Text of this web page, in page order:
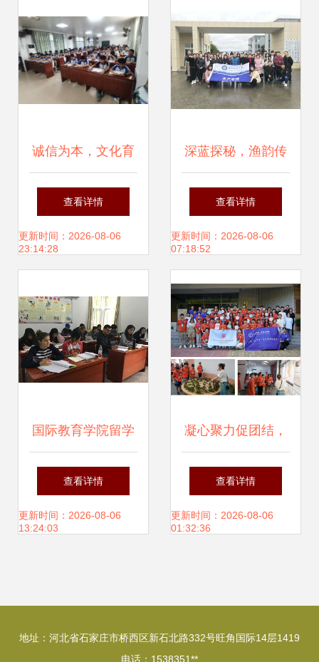
诚信为本，文化育
人 打造有温度的教
育活动策划新视角
查看详情
更新时间：2026-08-06
23:14:28
深蓝探秘，渔韵传
承——水产学院
Y18渔业发展领域
践活动策划案
查看详情
更新时间：2026-08-06
07:18:52
国际教育学院留学
生学习与文化体验
活动策划方案
查看详情
更新时间：2026-08-06
13:24:03
凝心聚力促团结，
文化为桥连世界 郑
州航院“石榴籽一家
查看详情
更新时间：2026-08-06
01:32:36
地址：河北省石家庄市桥西区新石北路332号旺角国际14层1419
电话：1538351**